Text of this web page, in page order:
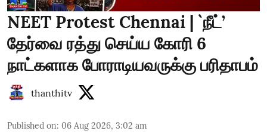
NEET Protest Chennai | `நீட்’
தேர்வை ரத்து செய்ய கோரி 6
நாட்களாக போராடியவருக்கு பரிதாபம்
thanthitv
Published on: 06 Aug 2026, 3:02 am